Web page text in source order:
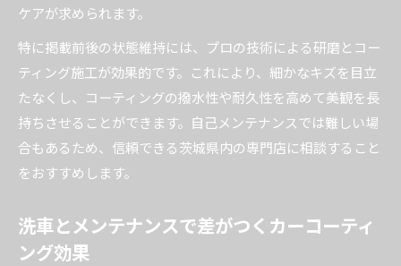
ケアが求められます。
特に掲載前後の状態維持には、プロの技術による研磨とコー
ティング施工が効果的です。これにより、細かなキズを目立
たなくし、コーティングの撥水性や耐久性を高めて美観を長
持ちさせることができます。自己メンテナンスでは難しい場
合もあるため、信頼できる茨城県内の専門店に相談すること
をおすすめします。
洗車とメンテナンスで差がつくカーコーティ
ング効果